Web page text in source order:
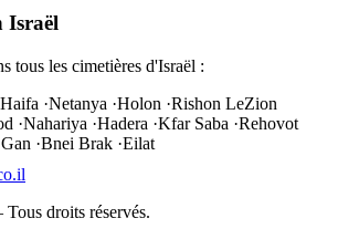
Israël
tous les cimetières d'Israël :
Haifa ·Netanya ·Holon ·Rishon LeZion
·Nahariya ·Hadera ·Kfar Saba ·Rehovot
·Bnei Brak ·Eilat
Tous droits réservés.